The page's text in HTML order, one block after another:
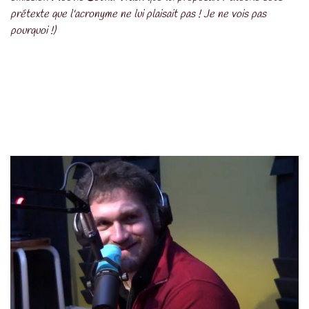
prétexte que l'acronyme ne lui plaisait pas ! Je ne vois pas
pourquoi !)